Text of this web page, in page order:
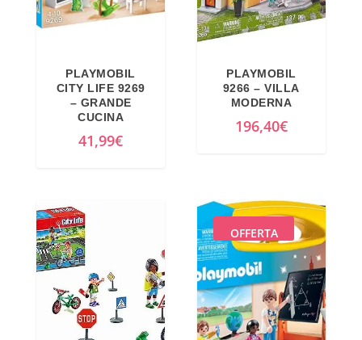
PLAYMOBIL
CITY LIFE 9269
– GRANDE
CUCINA
41,99€
PLAYMOBIL
9266 – VILLA
MODERNA
196,40€
OFFERTA